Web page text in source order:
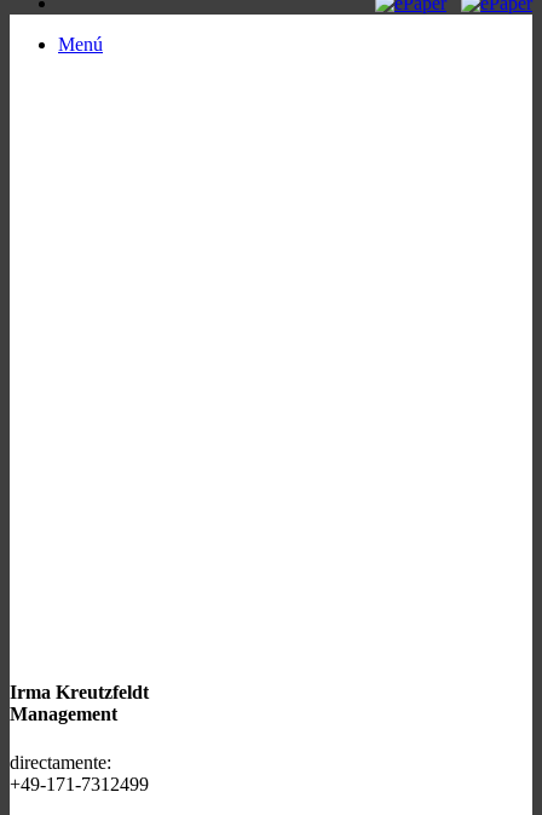
Menú
Irma Kreutzfeldt
Management
directamente:
+49-171-7312499